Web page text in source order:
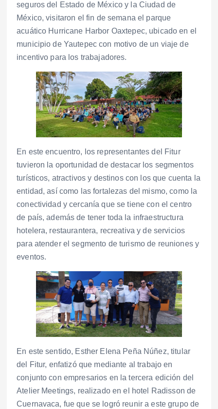
seguros del Estado de México y la Ciudad de
México, visitaron el fin de semana el parque
acuático Hurricane Harbor Oaxtepec, ubicado en el
municipio de Yautepec con motivo de un viaje de
incentivo para los trabajadores.
En este encuentro, los representantes del Fitur
tuvieron la oportunidad de destacar los segmentos
turísticos, atractivos y destinos con los que cuenta la
entidad, así como las fortalezas del mismo, como la
conectividad y cercanía que se tiene con el centro
de país, además de tener toda la infraestructura
hotelera, restaurantera, recreativa y de servicios
para atender el segmento de turismo de reuniones y
eventos.
En este sentido, Esther Elena Peña Núñez, titular
del Fitur, enfatizó que mediante al trabajo en
conjunto con empresarios en la tercera edición del
Atelier Meetings, realizado en el hotel Radisson de
Cuernavaca, fue que se logró reunir a este grupo de